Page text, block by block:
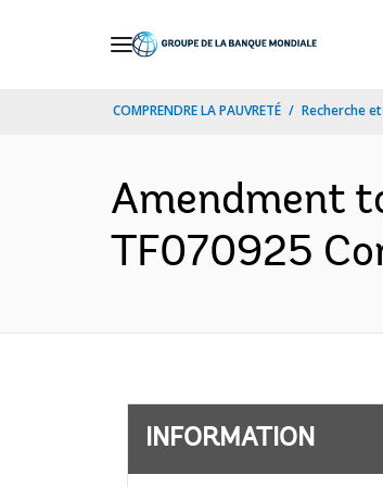
COMPRENDRE LA PAUVRETÉ Recherche
Amendment
TF070925
INFORMATION